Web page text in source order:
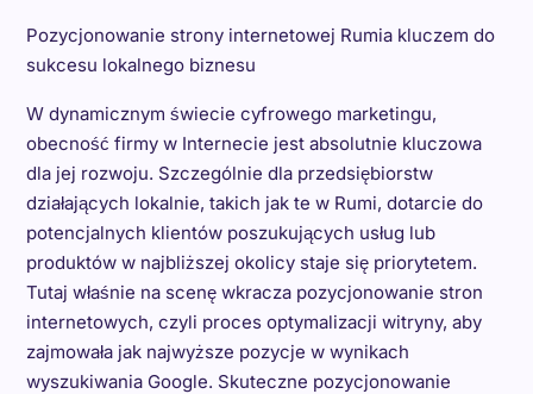
Pozycjonowanie strony internetowej Rumia kluczem do
sukcesu lokalnego biznesu
W dynamicznym świecie cyfrowego marketingu,
obecność firmy w Internecie jest absolutnie kluczowa
dla jej rozwoju. Szczególnie dla przedsiębiorstw
działających lokalnie, takich jak te w Rumi, dotarcie do
potencjalnych klientów poszukujących usług lub
produktów w najbliższej okolicy staje się priorytetem.
Tutaj właśnie na scenę wkracza pozycjonowanie stron
internetowych, czyli proces optymalizacji witryny, aby
zajmowała jak najwyższe pozycje w wynikach
wyszukiwania Google. Skuteczne pozycjonowanie